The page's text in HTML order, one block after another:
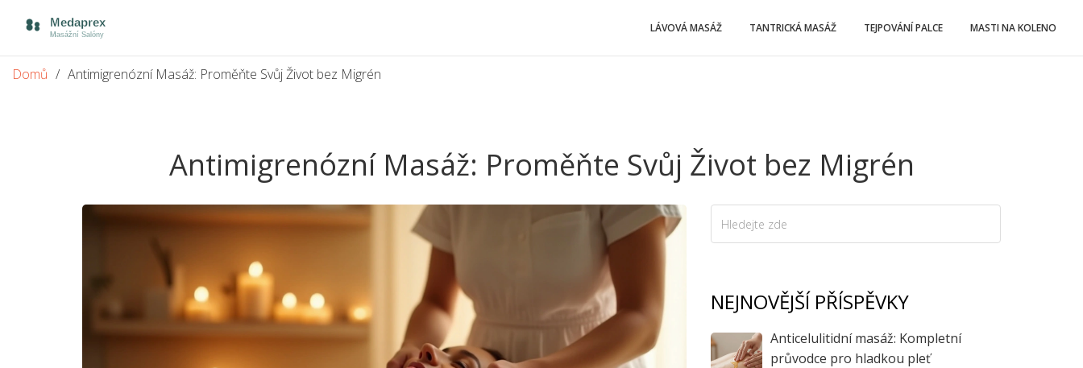
LÁVOVÁ MASÁŽ TANTRICKÁ MASÁŽ TEJPOVÁNÍ PALCE MASTI NA KOLENO
Domů Antimigrenózní Masáž: Proměňte Svůj Život bez Migrén
Antimigrenózní Masáž: Proměňte Svůj Život bez Migrén
NEJNOVĚJŠÍ PŘÍSPĚVKY
Anticelulitidní masáž: Kompletní
průvodce pro hladkou pleť